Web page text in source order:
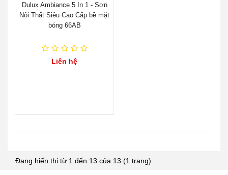
Dulux Ambiance 5 In 1 - Sơn
Nội Thất Siêu Cao Cấp bề mặt
bóng 66AB
Liên hệ
Đang hiển thị từ 1 đến 13 của 13 (1 trang)